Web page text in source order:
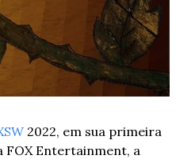
2022, em sua primeira
FOX Entertainment, a